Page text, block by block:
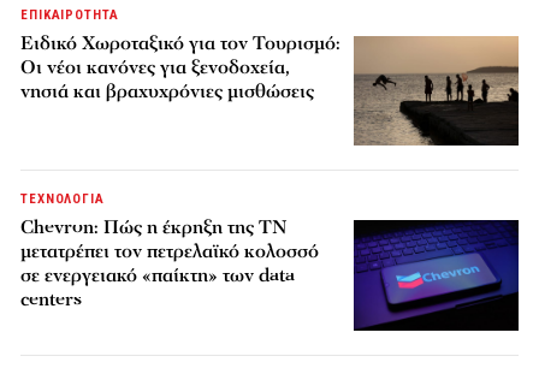
ΕΠΙΚΑΙΡΟΤΗΤΑ
Ειδικό Χωροταξικό για τον Τουρισμό:
Οι νέοι κανόνες για ξενοδοχεία,
νησιά και βραχυχρόνιες μισθώσεις
ΤΕΧΝΟΛΟΓΙΑ
Chevron: Πώς η έκρηξη της ΤΝ
μετατρέπει τον πετρελαϊκό κολοσσό
σε ενεργειακό «παίκτη» των data
centers